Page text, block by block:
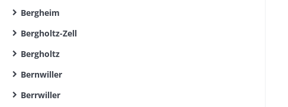
Bergheim
Bergholtz-Zell
Bergholtz
Bernwiller
Berrwiller